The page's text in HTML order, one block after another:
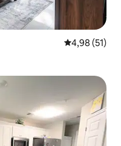
Priemerné
4,98 (51)